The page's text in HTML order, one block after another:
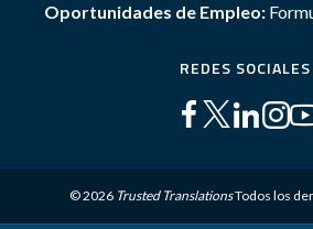
Oportunidades de Empleo:
REDES SOCIALES
© 2026 Trusted TranslationsTodos los